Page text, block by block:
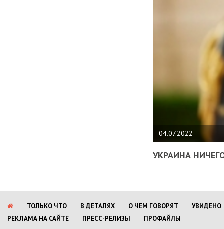
04.07.2022
УКРАИНА
ТОЛЬКО ЧТО В ДЕТАЛЯХ О ЧЕМ ГОВОРЯТ
УВИДЕНО
РЕКЛАМА НА САЙТЕ
ПРЕСС-РЕЛИЗЫ ПРОФАЙЛЫ